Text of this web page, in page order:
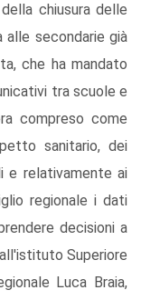
chiusura delle
alle secondarie già
che ha mandato
tra scuole e
compreso come
sanitario, dei
e relativamente ai
regionale i dati
decisioni a
Superiore
Luca Braia,